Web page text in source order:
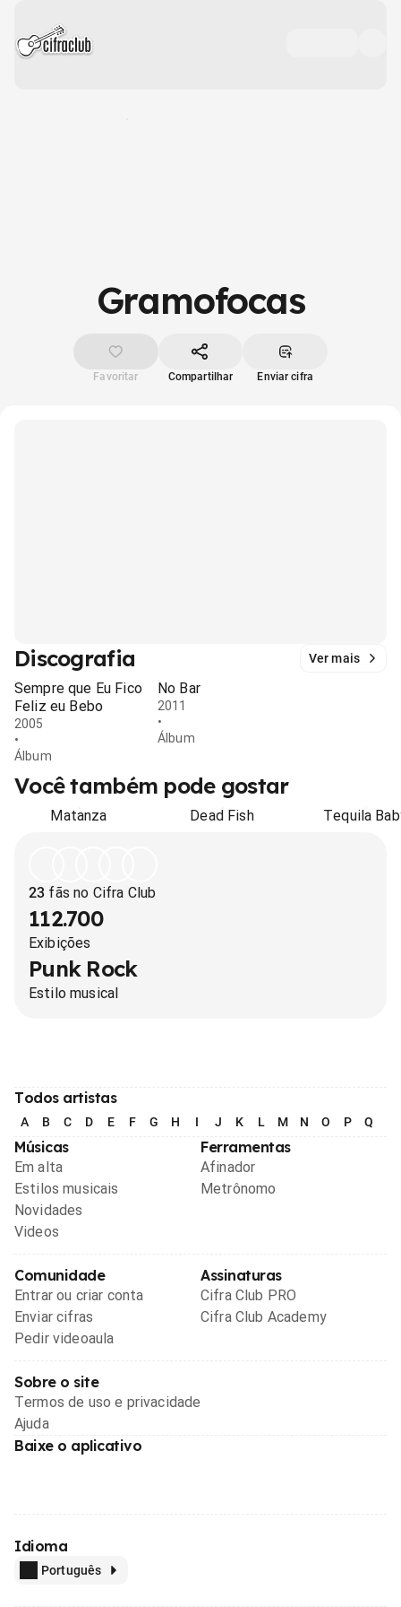
Gramofocas
Favoritar Compartilhar Enviar cifra
Discografia Ver mais
Sempre que Eu Fico
Feliz eu Bebo
2005
•
Álbum
No Bar
2011
•
Álbum
Você também pode gostar
Matanza Dead Fish Tequila
23 fãs no Cifra Club
112.700
Exibições
Punk Rock
Estilo musical
Todos artistas
A B C D E F G H I J K L M N O P Q
Músicas
Em alta
Estilos musicais
Novidades
Videos
Ferramentas
Afinador
Metrônomo
Comunidade
Entrar ou criar conta
Enviar cifras
Pedir videoaula
Assinaturas
Cifra Club PRO
Cifra Club Academy
Sobre o site
Termos de uso e privacidade
Ajuda
Baixe o aplicativo
Idioma
Português